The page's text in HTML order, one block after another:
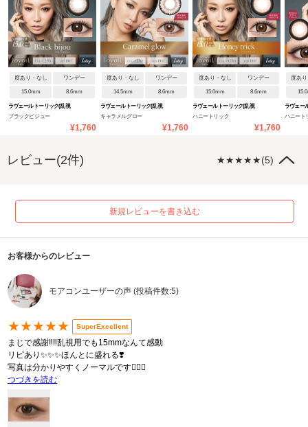
度あり・なし ワンデー
15.0mm 8.6mm
ラヴェール トーリック(乱視
ブラックビジュー
¥1,760
度あり・なし ワンデー
14.5mm 8.6mm
ラヴェール トーリック(乱視
キャラメルグロー
¥1,760
度あり・なし ワンデー
15.0mm 8.6mm
ラヴェール トーリック(乱視
ハニートリック
¥1,760
度あ
ラヴェー
ハニート
レビュー(2件) ★★★★★(5)
新規レビューを書き込む
お客様からのレビュー
モアコンユーザーの声 (投稿件数:5)
★★★★★ SuperExcellent
まじで感謝‼️‼️乱視用でも15mmなんて感動
リピあり✨✨✨ほんとに盛れる❣️
写真は分かりやすくノーマルです🙇🏻‍♀️
つづきを読む